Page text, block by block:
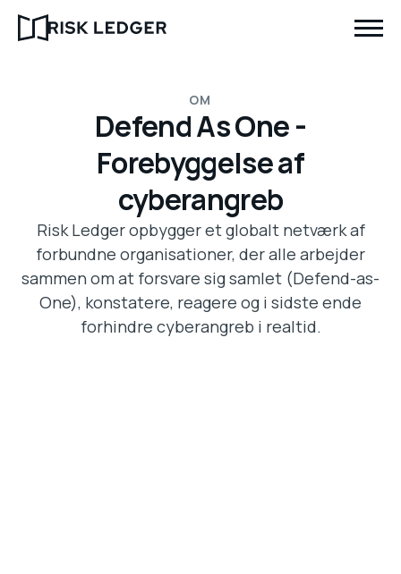
OM
Defend As One -
Forebyggelse af
cyberangreb
Risk Ledger opbygger et globalt netværk af
forbundne organisationer, der alle arbejder
sammen om at forsvare sig samlet (Defend-as-
One), konstatere, reagere og i sidste ende
forhindre cyberangreb i realtid.